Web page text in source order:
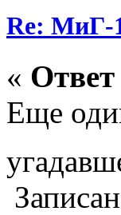
Re: МиГ-
« Ответ
Еще
Записан